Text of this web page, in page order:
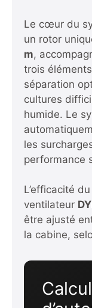
Le cœur du
un rotor
m,
trois
séparation
cultures
humide. Le
les
performance
L’efficacité
ventilateur
être ajusté
la cabine,